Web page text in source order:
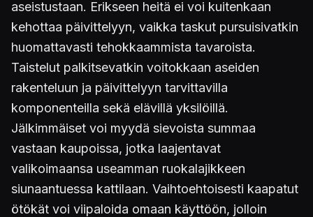
aseistustaan. Erikseen heitä ei voi kuitenkaan
kehottaa päivittelyyn, vaikka taskut pursuisivatkin
huomattavasti tehokkaammista tavaroista.
Taistelut palkitsevatkin voitokkaan aseiden
rakenteluun ja päivittelyyn tarvittavilla
komponenteilla sekä elävillä yksilöillä.
Jälkimmäiset voi myydä sievoista summaa
vastaan kaupoissa, jotka laajentavat
valikoimaansa useamman ruokalajikkeen
siunaantuessa kattilaan. Vaihtoehtoisesti kaapatut
ötökät voi viipaloida omaan käyttöön, jolloin